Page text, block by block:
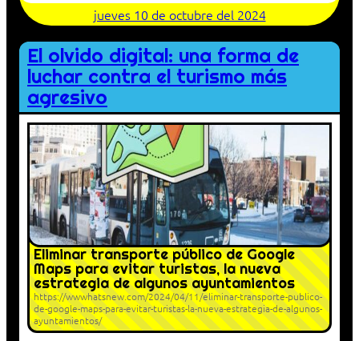
jueves 10 de octubre del 2024
El olvido digital: una forma de
luchar contra el turismo más
agresivo
Eliminar transporte público de Google
Maps para evitar turistas, la nueva
estrategia de algunos ayuntamientos
https://wwwhatsnew.com/2024/04/11/eliminar-transporte-publico-
de-google-maps-para-evitar-turistas-la-nueva-estrategia-de-algunos-
ayuntamientos/